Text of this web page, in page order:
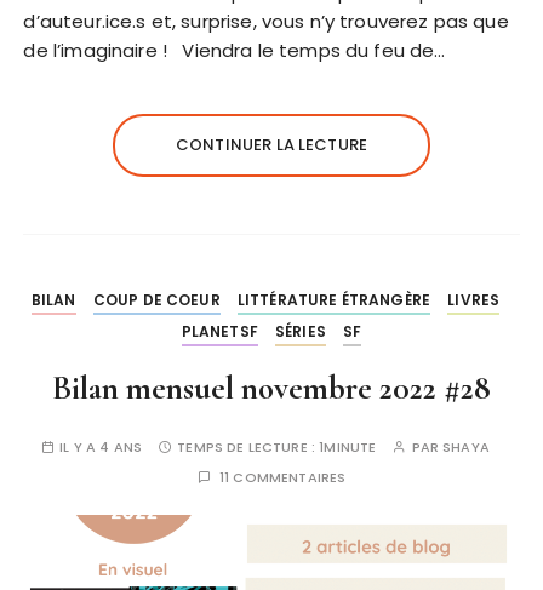
d’auteur.ice.s et, surprise, vous n’y trouverez pas que
de l’imaginaire ! Viendra le temps du feu de…
CONTINUER LA LECTURE
BILAN COUP DE COEUR LITTÉRATURE ÉTRANGÈRE
LIVRES
PLANETSF
SÉRIES SF
Bilan mensuel novembre 2022 #28
IL Y A 4 ANS TEMPS DE LECTURE :1MINUTE PAR SHAYA
11 COMMENTAIRES